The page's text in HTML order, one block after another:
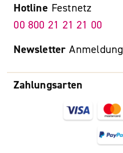
Zahlungsarten
Hotline Festnetz
00 800 21 21 21 00
Newsletter Anmeldung